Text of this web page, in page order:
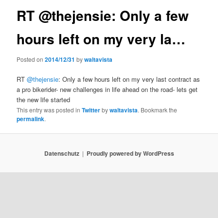
RT @thejensie: Only a few
hours left on my very la…
Posted on2014/12/31 bywaltavista
RT@thejensie: Only a few hours left on my very last contract as
a pro bikerider- new challenges in life ahead on the road- lets get
the new life started
This entry was posted inTwitterbywaltavista. Bookmark the
permalink.
Datenschutz Proudly powered by WordPress